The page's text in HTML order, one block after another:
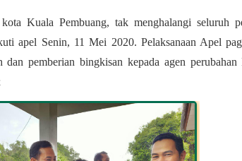
Kuala Pembuang, tak menghalangi seluruh
apel Senin, 11 Mei 2020. Pelaksanaan Apel
dan pemberian bingkisan kepada agen perubahan